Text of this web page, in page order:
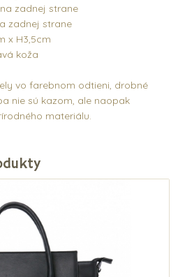
zadnej strane
zadnej strane
x H3,5cm
koža
vo farebnom odtieni, drobné
nie sú kazom, ale naopak
materiálu.